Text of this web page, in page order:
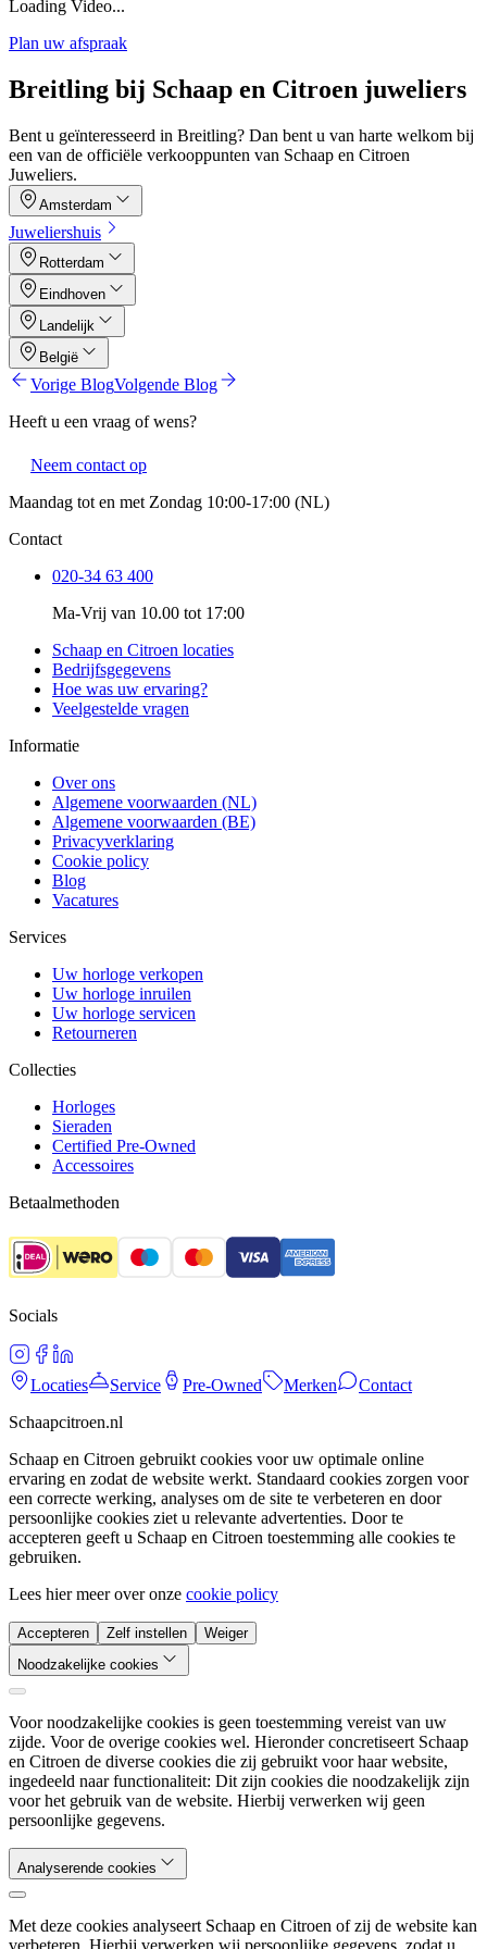
Loading Video...
Plan uw afspraak
Breitling bij Schaap en Citroen juweliers
Bent u geïnteresseerd in Breitling? Dan bent u van harte welkom bij
een van de officiële verkooppunten van Schaap en Citroen
Juweliers.
Amsterdam
Juweliershuis
Rotterdam
Eindhoven
Landelijk
België
Vorige BlogVolgende Blog
Heeft u een vraag of wens?
Neem contact op
Maandag tot en met Zondag 10:00-17:00 (NL)
Contact
020-34 63 400
Ma-Vrij van 10.00 tot 17:00
Schaap en Citroen locaties
Bedrijfsgegevens
Hoe was uw ervaring?
Veelgestelde vragen
Informatie
Over ons
Algemene voorwaarden (NL)
Algemene voorwaarden (BE)
Privacyverklaring
Cookie policy
Blog
Vacatures
Services
Uw horloge verkopen
Uw horloge inruilen
Uw horloge servicen
Retourneren
Collecties
Horloges
Sieraden
Certified Pre-Owned
Accessoires
Betaalmethoden
Socials
Locaties Service Pre-Owned Merken
Contact
Schaapcitroen.nl
Schaap en Citroen gebruikt cookies voor uw optimale online
ervaring en zodat de website werkt. Standaard cookies zorgen voor
een correcte werking, analyses om de site te verbeteren en door
persoonlijke cookies ziet u relevante advertenties. Door te
accepteren geeft u Schaap en Citroen toestemming alle cookies te
gebruiken.
Lees hier meer over onze cookie policy
Accepteren Zelf instellen
Weiger
Noodzakelijke cookies
Voor noodzakelijke cookies is geen toestemming vereist van uw
zijde. Voor de overige cookies wel. Hieronder concretiseert Schaap
en Citroen de diverse cookies die zij gebruikt voor haar website,
ingedeeld naar functionaliteit: Dit zijn cookies die noodzakelijk zijn
voor het gebruik van de website. Hierbij verwerken wij geen
persoonlijke gegevens.
Analyserende cookies
Met deze cookies analyseert Schaap en Citroen of zij de website kan
verbeteren. Hierbij verwerken wij persoonlijke gegevens, zodat u